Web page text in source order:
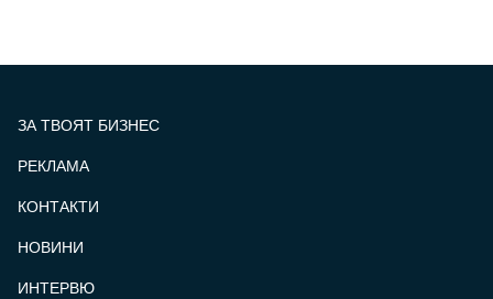
ЗА ТВОЯТ БИЗНЕС
РЕКЛАМА
КОНТАКТИ
НОВИНИ
ИНТЕРВЮ